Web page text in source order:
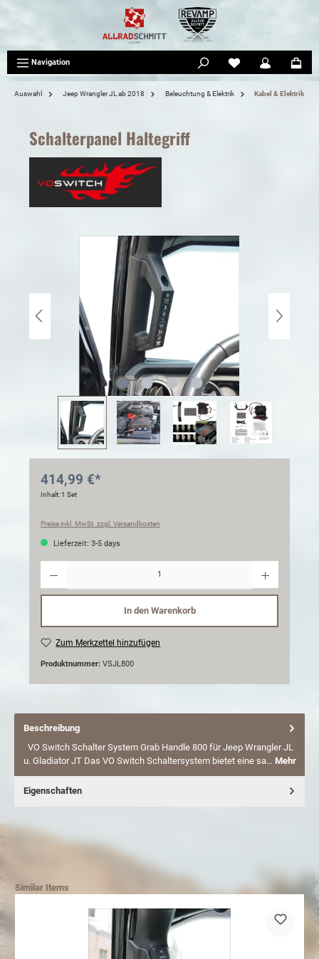
Navigation
Auswahl Jeep Wrangler JL ab 2018 Beleuchtung & Elektrik Kabel & Elektrik
Schalterpanel Haltegriff
414,99 €*
Inhalt:1 Set
Preise inkl. MwSt. zzgl. Versandkosten
Lieferzeit: 3-5 days
In den Warenkorb
Zum Merkzettel hinzufügen
Produktnummer: VSJL800
Beschreibung
VO Switch Schalter System Grab Handle 800 für Jeep Wrangler JL
u. Gladiator JT Das VO Switch Schaltersystem bietet eine sa… Mehr
Eigenschaften
Similar Items